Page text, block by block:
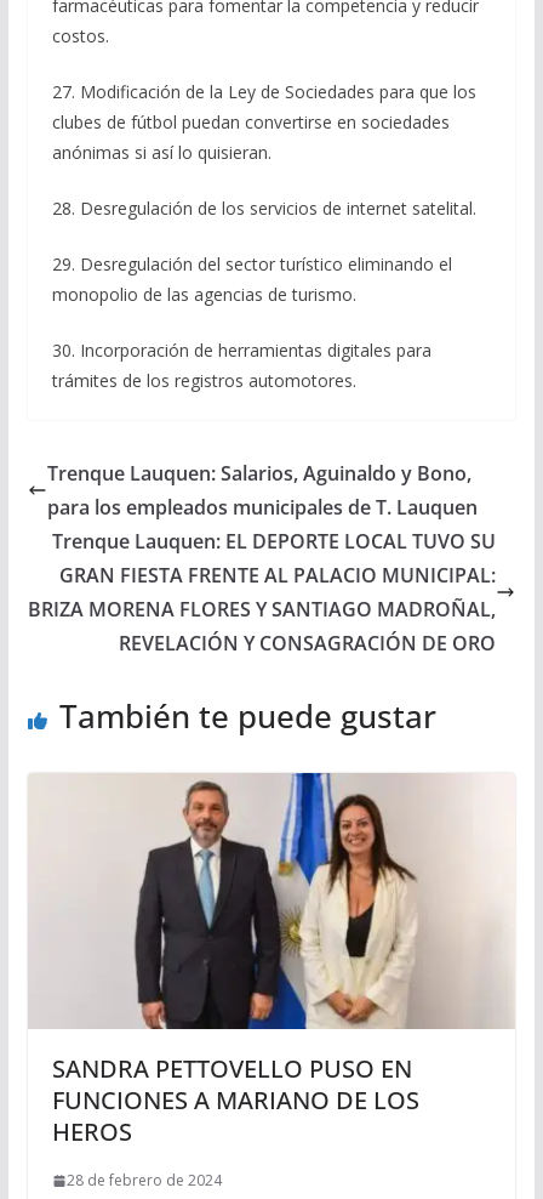
farmacéuticas para fomentar la competencia y reducir
costos.
27. Modificación de la Ley de Sociedades para que los
clubes de fútbol puedan convertirse en sociedades
anónimas si así lo quisieran.
28. Desregulación de los servicios de internet satelital.
29. Desregulación del sector turístico eliminando el
monopolio de las agencias de turismo.
30. Incorporación de herramientas digitales para
trámites de los registros automotores.
Trenque Lauquen: Salarios, Aguinaldo y Bono,
para los empleados municipales de T. Lauquen
Trenque Lauquen: EL DEPORTE LOCAL TUVO SU
GRAN FIESTA FRENTE AL PALACIO MUNICIPAL:
BRIZA MORENA FLORES Y SANTIAGO MADROÑAL,
REVELACIÓN Y CONSAGRACIÓN DE ORO
También te puede gustar
SANDRA PETTOVELLO PUSO EN
FUNCIONES A MARIANO DE LOS
HEROS
28 de febrero de 2024